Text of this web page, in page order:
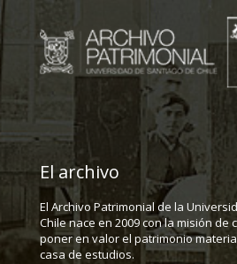
El archivo
El Archivo Patrimonial de la
Chile nace en 2009 con la misión de
poner en valor el patrimonio
casa de estudios.